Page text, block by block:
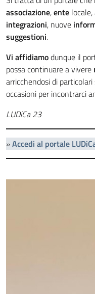
associazione,ente
integrazioni, nuove
suggestioni.
Vi affidiamodunque il
possa continuare a vivere
arricchendosi di
occasioni per incontrarci
LUDiCa 23
»Accedi al portale